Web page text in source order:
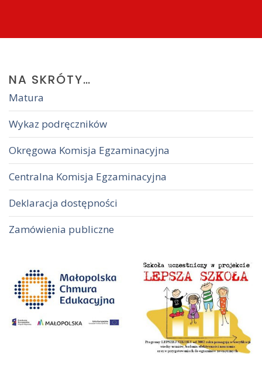
NA SKRÓTY…
Matura
Wykaz podręczników
Okręgowa Komisja Egzaminacyjna
Centralna Komisja Egzaminacyjna
Deklaracja dostępności
Zamówienia publiczne